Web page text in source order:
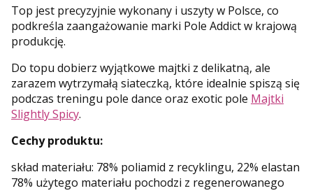
Top jest precyzyjnie wykonany i uszyty w Polsce, co
podkreśla zaangażowanie marki Pole Addict w krajową
produkcję.
Do topu dobierz wyjątkowe majtki z delikatną, ale
zarazem wytrzymałą siateczką, które idealnie spiszą się
podczas treningu pole dance oraz exotic pole Majtki
Slightly Spicy.
Cechy produktu:
skład materiału: 78% poliamid z recyklingu, 22% elastan
78% użytego materiału pochodzi z regenerowanego